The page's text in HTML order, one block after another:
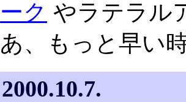
ーク やラテラル
あ、もっと早い
2000.10.7.